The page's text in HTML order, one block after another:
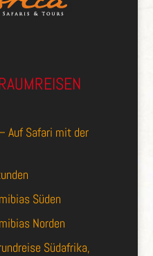
Auf Safari mit der
Süden
Norden
Südafrika,